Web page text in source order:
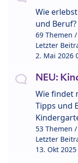
Wie
und Beruf?
69 Themen
Letzter
2. Mai 2026
NEU:
Wie findet
Tipps und
53 Themen
Letzter
13. Okt